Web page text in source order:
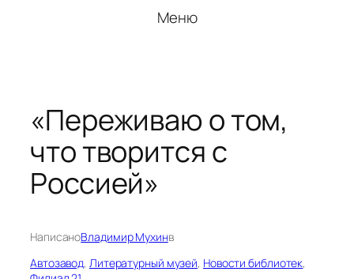
Меню
«Переживаю о том,
что творится с
Россией»
НаписаноВладимир Мухинв
Автозавод, Литературный музей, Новости библиотек